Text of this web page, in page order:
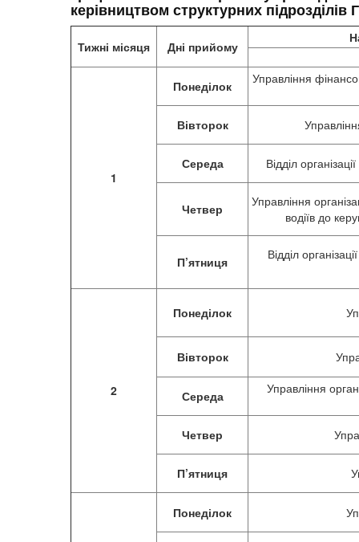
керівництвом структурних
Тижні місяця Дні прийому
1
Понеділок Управління
Вівторок
Середа Відділ
Четвер
Управління
водіїв до
П’ятниця Відділ
2
Понеділок
Вівторок
Середа Управління
Четвер
П’ятниця
Понеділок